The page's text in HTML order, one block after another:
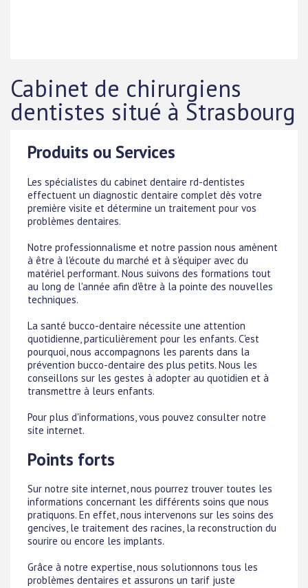
Cabinet de chirurgiens
dentistes situé à Strasbourg
Produits ou Services
Les spécialistes du cabinet dentaire rd-dentistes
effectuent un diagnostic dentaire complet dès votre
première visite et détermine un traitement pour vos
problèmes dentaires.
Notre professionnalisme et notre passion nous amènent
à être à l'écoute du marché et à s'équiper avec du
matériel performant. Nous suivons des formations tout
au long de l'année afin d'être à la pointe des nouvelles
techniques.
La santé bucco-dentaire nécessite une attention
quotidienne, particulièrement pour les enfants. C'est
pourquoi, nous accompagnons les parents dans la
prévention bucco-dentaire des plus petits. Nous les
conseillons sur les gestes à adopter au quotidien et à
transmettre à leurs enfants.
Pour plus d'informations, vous pouvez consulter notre
site internet.
Points forts
Sur notre site internet, nous pourrez trouver toutes les
informations concernant les différents soins que nous
pratiquons. En effet, nous intervenons sur les soins des
gencives, le traitement des racines, la reconstruction du
sourire ou encore les implants.
Grâce à notre expertise, nous solutionnons tous les
problèmes dentaires et assurons un tarif juste